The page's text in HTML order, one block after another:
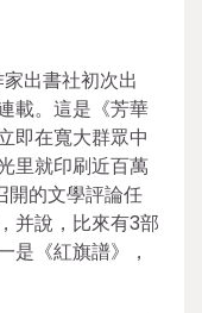
家出書社初次出
載。這是《芳華
即在寬大群眾中
里就印刷近百萬
開的文學評論任
并說，比來有3部
是《紅旗譜》，